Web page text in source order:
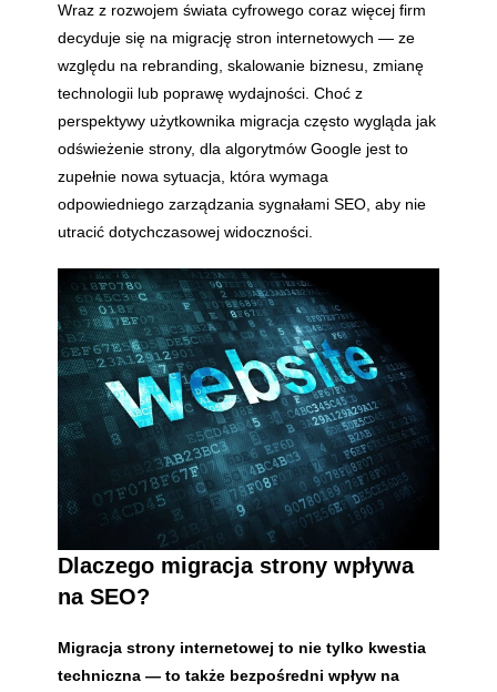
Wraz z rozwojem świata cyfrowego coraz więcej firm
decyduje się na migrację stron internetowych — ze
względu na rebranding, skalowanie biznesu, zmianę
technologii lub poprawę wydajności. Choć z
perspektywy użytkownika migracja często wygląda jak
odświeżenie strony, dla algorytmów Google jest to
zupełnie nowa sytuacja, która wymaga
odpowiedniego zarządzania sygnałami SEO, aby nie
utracić dotychczasowej widoczności.
Dlaczego migracja strony wpływa
na SEO?
Migracja strony internetowej to nie tylko kwestia
techniczna — to także bezpośredni wpływ na